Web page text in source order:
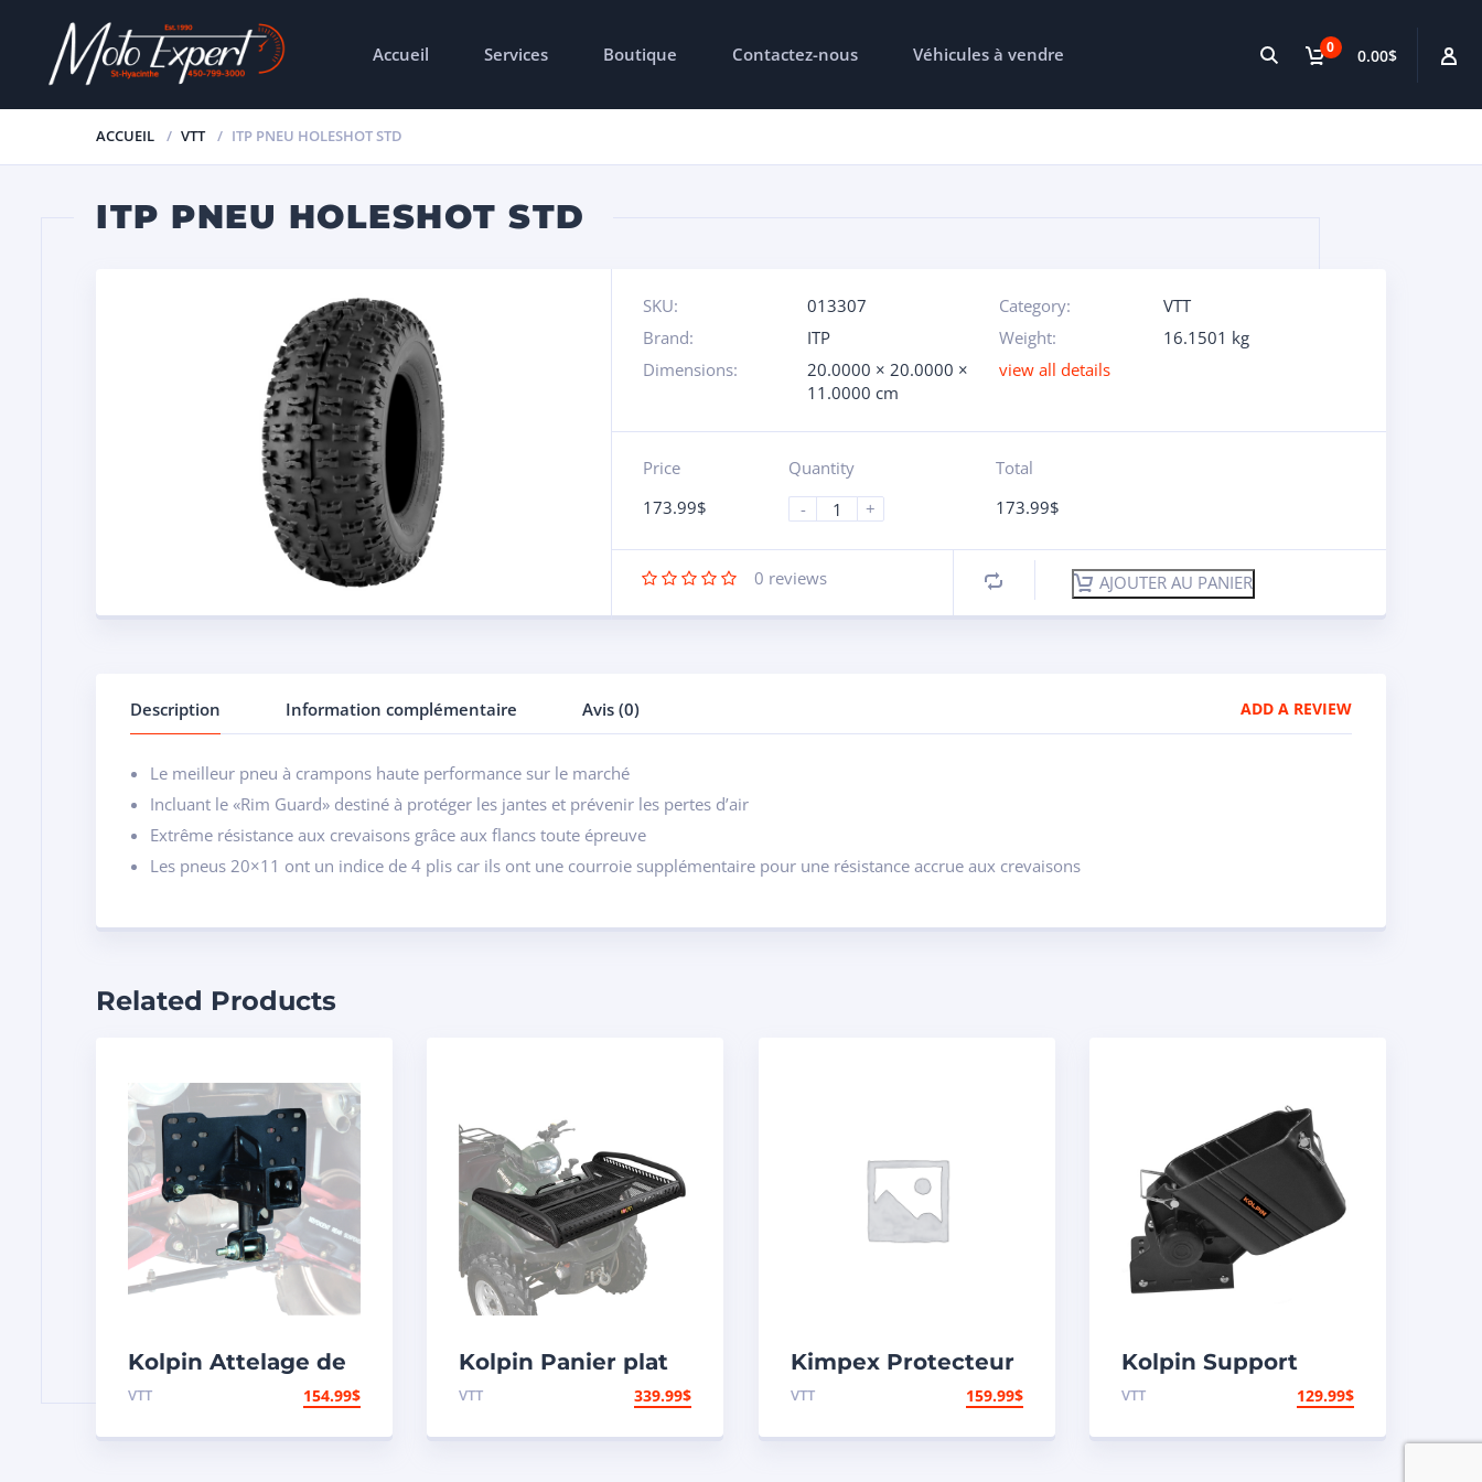
0 0.00$
Accueil Services Boutique Contactez-nous Véhicules à vendre
ACCUEIL VTT ITP PNEU HOLESHOT STD
ITP PNEU HOLESHOT STD
SKU: 013307 Category:
VTT
Brand:
ITP Weight:
16.1501 kg
Dimensions:
20.0000 × 20.0000 ×
11.0000 cm
view all details
Price
173.99$
Quantity
-
+
Total
173.99$
0 reviews AJOUTER AU PANIER
Description Information complémentaire Avis (0) ADD A REVIEW
Le meilleur pneu à crampons haute performance sur le marché
Incluant le «Rim Guard» destiné à protéger les jantes et prévenir les pertes d’air
Extrême résistance aux crevaisons grâce aux flancs toute épreuve
Les pneus 20×11 ont un indice de 4 plis car ils ont une courroie supplémentaire pour une résistance accrue aux crevaisons
Related Products
Kolpin Attelage de
remorque
VTT 154.99$
Kolpin Panier plat
pliant
VTT 339.99$
Kimpex Protecteur
d’aile universel
Universel – 501047
VTT 159.99$
Kolpin Support
d’étui à fusil de
polyéthylène « Gun
Boot »
VTT 129.99$